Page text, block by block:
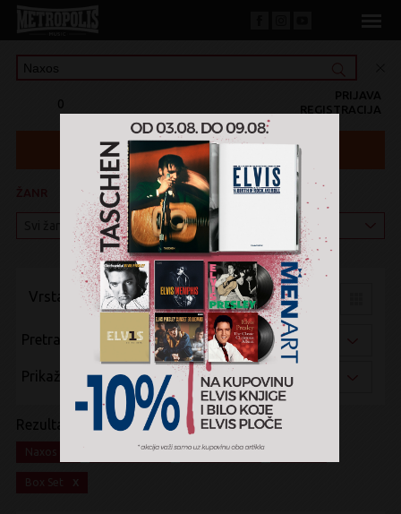
0 REGISTRACIJA
PRIJAVA
KATEGORIJA
Vrsta pregleda:
Pretraži po:
Prikaži po:
Rezultati pretrage:
Children's x Children's x